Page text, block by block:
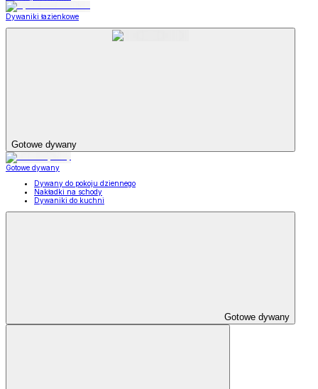
Dywaniki łazienkowe
Gotowe dywany
Gotowe dywany
Dywany do pokoju dziennego
Nakładki na schody
Dywaniki do kuchni
Gotowe dywany